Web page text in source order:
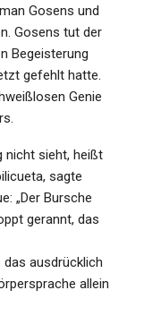
Gosens und
Gosens tut der
Begeisterung
gefehlt hatte.
Genie
nicht sieht, heißt
sagte
„Der Bursche
gerannt, das
ausdrücklich
allein